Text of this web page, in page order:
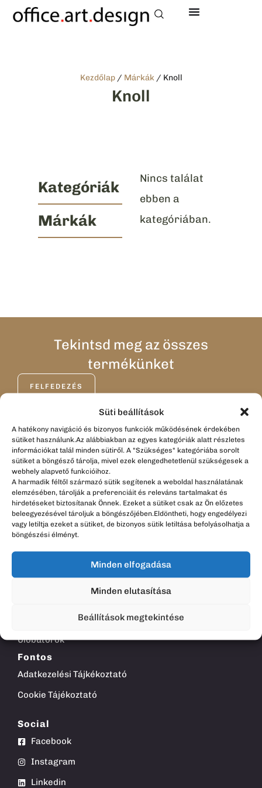
Süti beállítások
A hatékony navigáció és bizonyos funkciók működésének érdekében
sütiket használunk.Az alábbiakban az egyes kategóriák alatt részletes
információkat talál minden sütiről. A "Szükséges" kategóriába sorolt
sütiket a böngésző tárolja, mivel ezek elengedhetetlenül szükségesek a
webhely alapvető funkcióihoz.
A harmadik féltől származó sütik segítenek a weboldal használatának
elemzésében, tárolják a preferenciáit és releváns tartalmakat és
hirdetéseket biztosítanak Önnek. Ezeket a sütiket csak az Ön előzetes
beleegyezésével tároljuk a böngészőjében.Eldöntheti, hogy engedélyezi
vagy letiltja ezeket a sütiket, de bizonyos sütik letiltása befolyásolhatja a
böngészési élményt.
Minden elfogadása
Minden elutasítása
Beállítások megtekintése
Kezdőlap/ Márkák/ Knoll
Knoll
Kategóriák
Márkák
Nincs találat
ebben a
kategóriában.
Tekintsd meg az összes
termékünket
FELFEDEZÉS
Office Art & Design
Rólunk
Kapcsolat
Blog
Webshop
Asztalok
Ülőbútorok
Fontos
Adatkezelési Tájkékoztató
Cookie Tájékoztató
Social
Facebook
Instagram
Linkedin